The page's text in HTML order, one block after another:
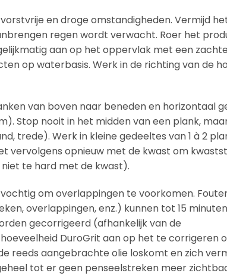
en droge omstandigheden. Vermijd
regen wordt verwacht. Roer het
aan op het oppervlak met een
op waterbasis. Werk in de richting van de
van boven naar beneden en horizontaal
Stop nooit in het midden van een plank,
trede). Werk in kleine gedeeltes van 1 à 2
vervolgens opnieuw met de kwast om
te hard met de kwast).
om overlappingen te voorkomen.
overlappingen, enz.) kunnen tot 15
gecorrigeerd (afhankelijk van de
DuroGrit aan op het te corrigeren
reeds aangebrachte olie loskomt en zich
tot er geen penseelstreken meer